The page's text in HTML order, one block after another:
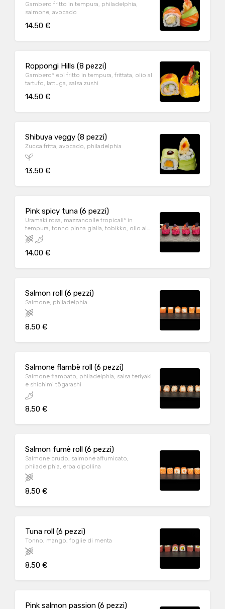
Gambero fritto in tempura, philadelphia,
salmone, avocado
14.50 €
Roppongi Hills (8 pezzi)
Gambero* ebi fritto in tempura, frittata, olio al
tartufo, lattuga, salsa zushi
14.50 €
Shibuya veggy (8 pezzi)
Zucca fritta, avocado, philadelphia
13.50 €
Pink spicy tuna (6 pezzi)
Uramaki rosa, mazzancolle tropicali* in
tempura, tonno pinna gialla, tobikko, olio al
tartufo, erba cipollina, tabasco, patata viola e
salsa piccante
14.00 €
Salmon roll (6 pezzi)
Salmone, philadelphia
8.50 €
Salmone flambè roll (6 pezzi)
Salmone flambato, philadelphia, salsa teriyaki
e shichimi tōgarashi
8.50 €
Salmon fumè roll (6 pezzi)
Salmone crudo, salmone affumicato,
philadelphia, erba cipollina
8.50 €
Tuna roll (6 pezzi)
Tonno, mango, foglie di menta
8.50 €
Pink salmon passion (6 pezzi)